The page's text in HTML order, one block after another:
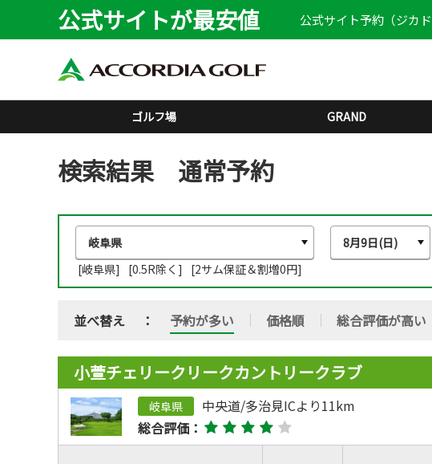
公式サイトが最安値 公式サイト予約（ジカ
ゴルフ場 GRAND
検索結果 通常予約
[岐阜県]
[0.5R除く] [2サム保証＆割増0円]
並べ替え 予約が多い 価格順 総合評価が高い
小萱チェリークリークカントリークラブ
岐阜県
中央道/多治見ICより11km
総合評価：